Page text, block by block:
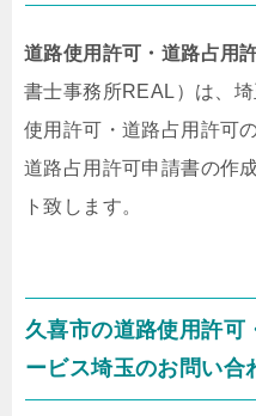
道路使用許可・道路占用
書士事務所REAL）は、
使用許可・道路占用許可
道路占用許可申請書の作
ト致します。
久喜市の道路使用許可
ービス埼玉のお問い合